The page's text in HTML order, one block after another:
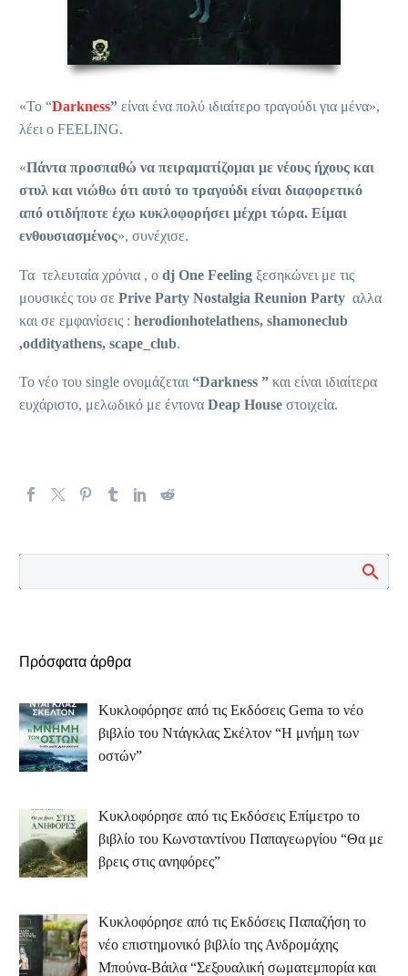
«Το “Darkness” είναι ένα πολύ ιδιαίτερο τραγούδι για μένα»,
λέει ο FEELING.
«Πάντα προσπαθώ να πειραματίζομαι με νέους ήχους και
στυλ και νιώθω ότι αυτό το τραγούδι είναι διαφορετικό
από οτιδήποτε έχω κυκλοφορήσει μέχρι τώρα. Είμαι
ενθουσιασμένος», συνέχισε.
Τα τελευταία χρόνια , ο dj One Feeling ξεσηκώνει με τις
μουσικές του σε Prive Party Nostalgia Reunion Party αλλα
και σε εμφανίσεις : herodionhotelathens, shamoneclub
,oddityathens, scape_club.
Το νέο του single ονομάζεται “Darkness ” και είναι ιδιαίτερα
ευχάριστο, μελωδικό με έντονα Deap House στοιχεία.
Πρόσφατα άρθρα
Κυκλοφόρησε από τις Εκδόσεις Gema το νέο
βιβλίο του Ντάγκλας Σκέλτον “Η μνήμη των
οστών”
Κυκλοφόρησε από τις Εκδόσεις Επίμετρο το
βιβλίο του Κωνσταντίνου Παπαγεωργίου “Θα με
βρεις στις ανηφόρες”
Κυκλοφόρησε από τις Εκδόσεις Παπαζήση το
νέο επιστημονικό βιβλίο της Ανδρομάχης
Μπούνα-Βάιλα “Σεξουαλική σωματεμπορία και